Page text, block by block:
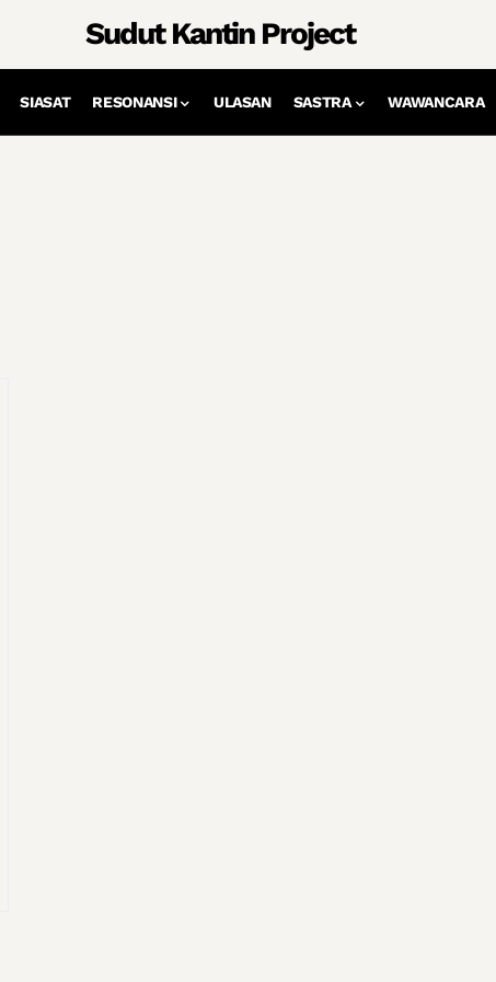
Sudut Kantin Project
SIASAT RESONANSI ULASAN SASTRA WAWANCARA